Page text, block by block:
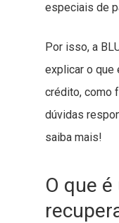
especiais de
Por isso, a
explicar o que
crédito, como
dúvidas
saiba mais!
O que